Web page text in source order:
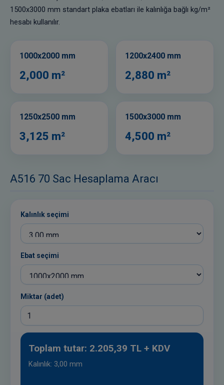
1500x3000 mm standart plaka ebatları ile kalınlığa bağlı kg/m²
hesabı kullanılır.
1000x2000 mm
2,000 m²
1200x2400 mm
2,880 m²
1250x2500 mm
3,125 m²
1500x3000 mm
4,500 m²
A516 70 Sac Hesaplama Aracı
Kalınlık seçimi
Ebat seçimi
Miktar (adet)
Toplam tutar: 2.205,39 TL + KDV
Kalınlık: 3,00 mm